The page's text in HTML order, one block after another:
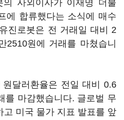
의 사외이사가 이재명 더불
에 합류했다는 소식에 매수
진로봇은 전 거래일 대비 2
2510원에 거래를 마쳤습니
달러환율은 전일 대비 0.6
를 마감했습니다. 글로벌 무
고 미국 물가 지표 발표를 앞